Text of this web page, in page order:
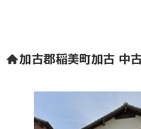
加古郡稲美町加古 中